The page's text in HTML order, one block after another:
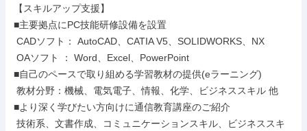
【スキルアップ支援】
■主要拠点にPC技能研修設備を設置
■自己のペースで取り組める学習教材の提供(eラーニング)
■より深く学びたい方向けに通信教育講座のご紹介